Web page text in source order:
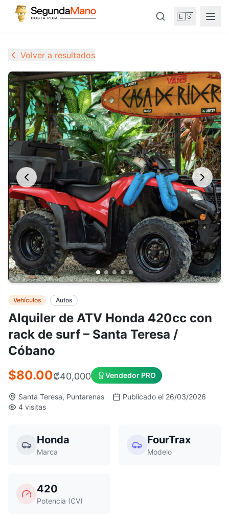
🇪🇸
Volver a resultados
Alquiler de ATV Honda 420cc con
rack de surf – Santa Teresa /
Cóbano
Vehículos Autos
$80.00₡40,000 Vendedor PRO
Santa Teresa, Puntarenas
Publicado el 26/03/2026
4 visitas
Honda
Marca
FourTrax
Modelo
420
Potencia (CV)